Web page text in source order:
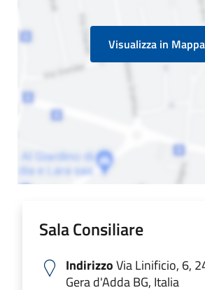
Visualizza in Mappa
Sala Consiliare
IndirizzoVia Linificio, 6,
Gera d'Adda BG, Italia